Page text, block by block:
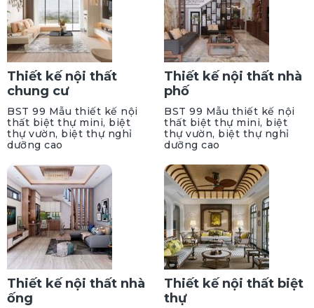
Thiết kế nội thất
chung cư
BST 99 Mẫu thiết kế nội
thất biệt thự mini, biệt
thự vườn, biệt thự nghỉ
dưỡng cao
Thiết kế nội thất nhà
phố
BST 99 Mẫu thiết kế nội
thất biệt thự mini, biệt
thự vườn, biệt thự nghỉ
dưỡng cao
Thiết kế nội thất nhà
ống
Thiết kế nội thất biệt
thự